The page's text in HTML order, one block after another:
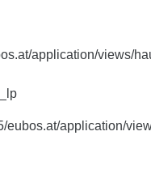
application/views/
eubos.at/application/
application/views/
eubos.at/application/